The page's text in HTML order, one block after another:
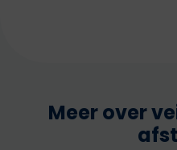
Meer over